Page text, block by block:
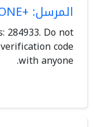
المرسل: +ONE
284933. Do not
code
with anyone.